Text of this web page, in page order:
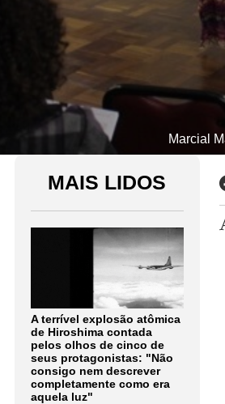
Marcial
MAIS LIDOS
A terrível explosão atômica
de Hiroshima contada
pelos olhos de cinco de
seus protagonistas: "Não
consigo nem descrever
completamente como era
aquela luz"